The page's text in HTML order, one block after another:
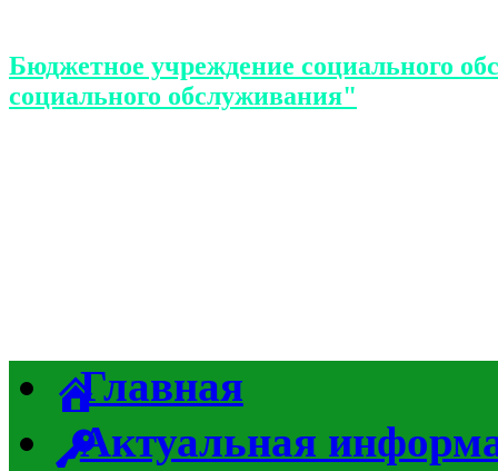
Бюджетное учреждение социального
социального обслуживания"
Главная
Актуальная